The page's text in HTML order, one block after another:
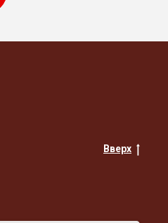
Вверх